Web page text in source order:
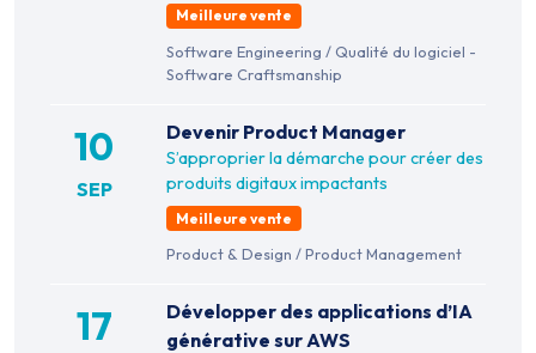
Meilleure vente
Software Engineering / Qualité du logiciel -
Software Craftsmanship
10
SEP
Devenir Product Manager
S’approprier la démarche pour créer des
produits digitaux impactants
Meilleure vente
Product & Design /Product Management
17
Développer des applications d’IA
générative sur AWS